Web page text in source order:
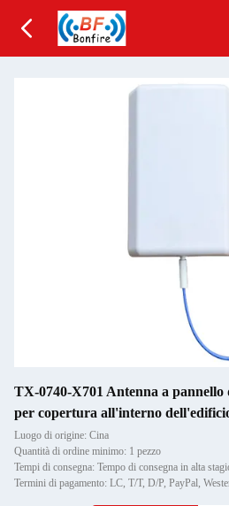
TX-0740-X701 Antenna a pannello
per copertura all'interno
Luogo di origine: Cina
Quantità di ordine minimo: 1 pezzo